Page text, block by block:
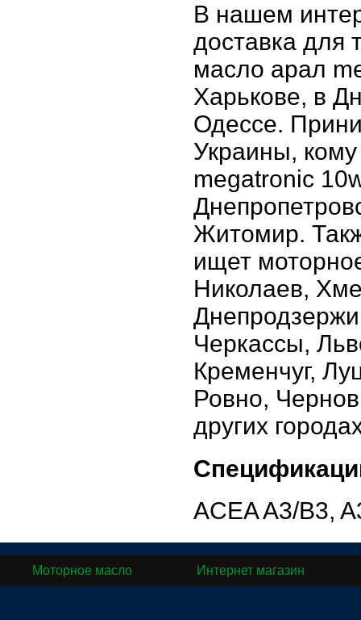
В нашем
доставка для
масло арал
Харькове, в
Одессе.
Украины,
megatronic
Житомир.
ищет
Николаев,
Черкассы,
Кременчуг,
Ровно,
других
ACEA A3/B3,
Моторное масло Интернет магазин